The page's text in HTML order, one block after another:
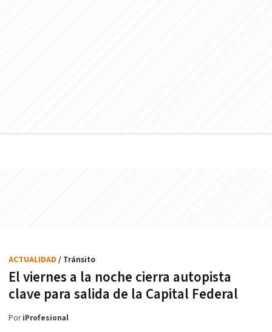
El viernes a la noche cierra autopista
clave para salida de la Capital Federal
ACTUALIDAD / Tránsito
PoriProfesional